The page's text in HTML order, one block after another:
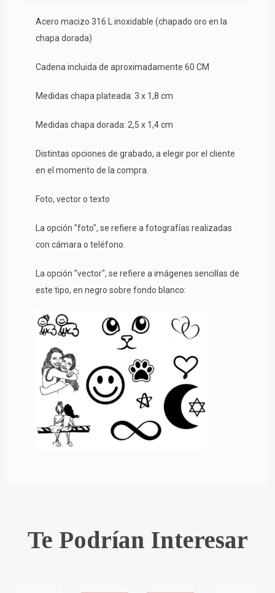
Acero macizo 316 L inoxidable (chapado oro en la
chapa dorada)
Cadena incluida de aproximadamente 60 CM
Medidas chapa plateada: 3 x 1,8 cm
Medidas chapa dorada: 2,5 x 1,4 cm
Distintas opciones de grabado, a elegir por el cliente
en el momento de la compra.
Foto, vector o texto
La opción "foto", se refiere a fotografías realizadas
con cámara o teléfono.
La opción "vector", se refiere a imágenes sencillas de
este tipo, en negro sobre fondo blanco:
Te Podrían Interesar